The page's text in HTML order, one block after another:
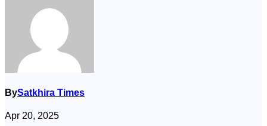
BySatkhira Times
Apr 20, 2025